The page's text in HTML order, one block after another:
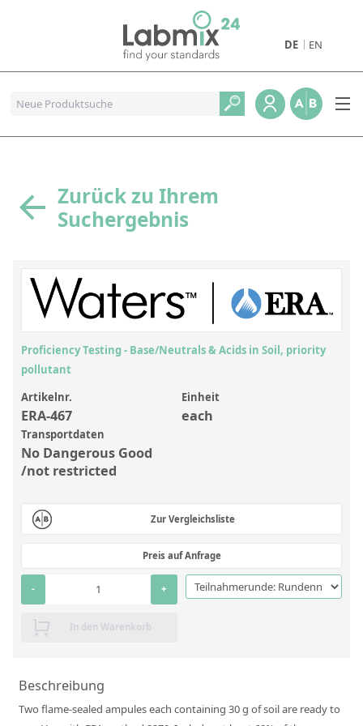
DE EN
Referenzstandards für die Industrie und Geologie
Referenzstandards für die Umweltanalytik
Referenzstandards für physikalische Eigenschaften
Organische Referenzstandards
Anorganische Referenzstandards
Laborvergleichsuntersuchungen (LVU/PT)
Laborbedarf und Verbrauchsmaterialien
Sonstige Standards
Übersicht: Kundenspezifische Standards
Anorganische wässrige Kundenmischungen
Organische Analyten | Rückstandsanalytik
Elementstandards in Öl
Kundenspezifische Polymerstandards
Pharmazeutische und organische Kundensynthesen
Zurück zu Ihrem
Suchergebnis
Proficiency Testing - Base/Neutrals & Acids in Soil, priority
pollutant
Artikelnr.
ERA-467
Einheit
each
Transportdaten
No Dangerous Good
/not restricted
Zur Vergleichsliste
Preis auf Anfrage
- +
In den Warenkorb
Beschreibung
Two flame-sealed ampules each containing 30 g of soil are ready to